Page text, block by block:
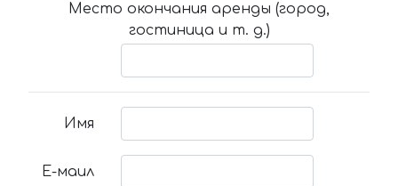
Место окончания аренды (город,
гостиница и т. д.)
Имя
Е-маил